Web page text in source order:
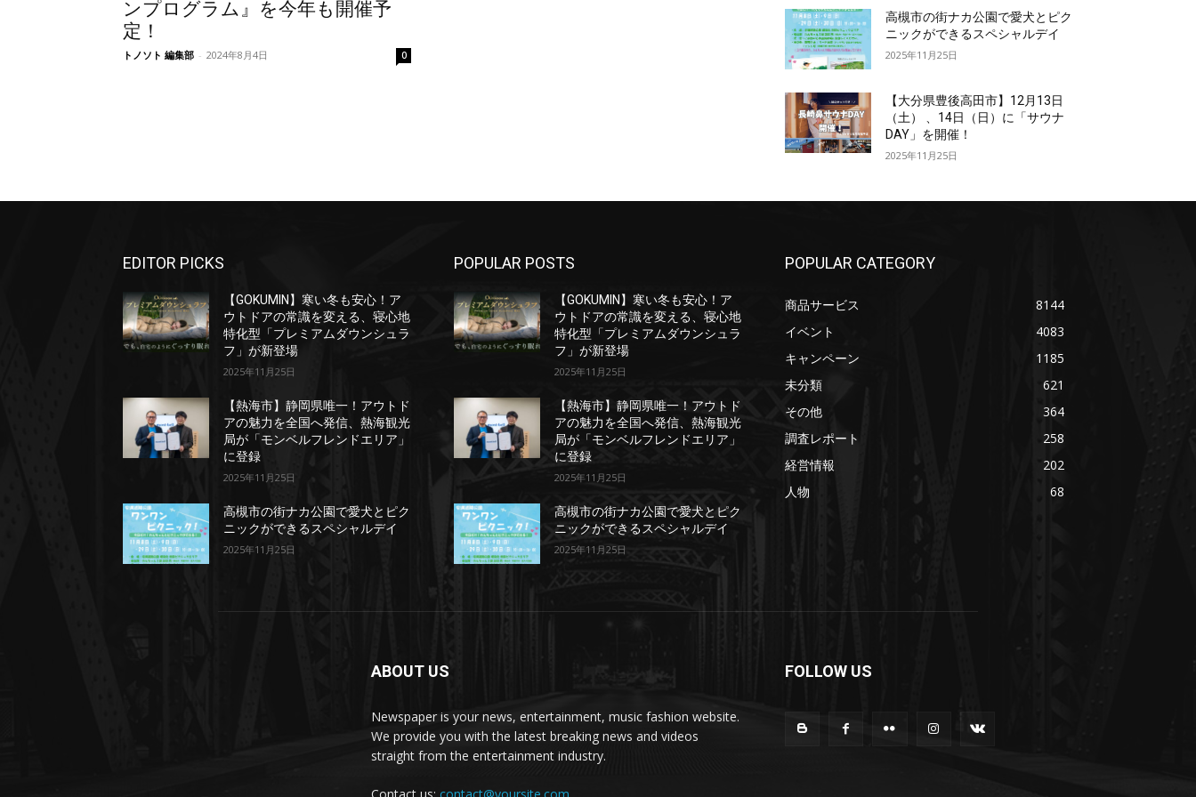
ンプログラム』を今年も開催予
定！
トノソト 編集部 - 2024年8月4日 0
高槻市の街ナカ公園で愛犬とピク
ニックができるスペシャルデイ
2025年11月25日
【大分県豊後高田市】12月13日
（土） 、14日（日）に「サウナ
DAY」を開催！
2025年11月25日
EDITOR PICKS
【GOKUMIN】寒い冬も安心！ア
ウトドアの常識を変える、寝心地
特化型「プレミアムダウンシュラ
フ」が新登場
2025年11月25日
【熱海市】静岡県唯一！アウトド
アの魅力を全国へ発信、熱海観光
局が「モンベルフレンドエリア」
に登録
2025年11月25日
高槻市の街ナカ公園で愛犬とピク
ニックができるスペシャルデイ
2025年11月25日
POPULAR POSTS
【GOKUMIN】寒い冬も安心！ア
ウトドアの常識を変える、寝心地
特化型「プレミアムダウンシュラ
フ」が新登場
2025年11月25日
【熱海市】静岡県唯一！アウトド
アの魅力を全国へ発信、熱海観光
局が「モンベルフレンドエリア」
に登録
2025年11月25日
高槻市の街ナカ公園で愛犬とピク
ニックができるスペシャルデイ
2025年11月25日
POPULAR CATEGORY
商品サービス
8144
イベント
4083
キャンペーン
1185
未分類
621
その他
364
調査レポート
258
経営情報
202
人物
68
ABOUT US
Newspaper is your news, entertainment, music fashion website.
We provide you with the latest breaking news and videos
straight from the entertainment industry.
FOLLOW US